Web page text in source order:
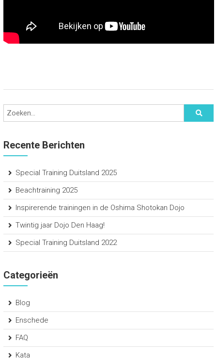
Recente Berichten
Special Training Duitsland 2025
Beachtraining 2025
Inspirerende trainingen in de Oshima Shotokan Dojo
Twintig jaar Dojo Den Haag!
Special Training Duitsland 2022
Categorieën
Blog
Enschede
FAQ
Kata